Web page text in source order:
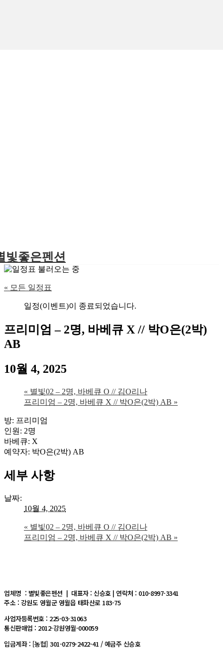
빛좋은펜션
« 모든 일정표
일정(이벤트)이 종료되었습니다.
프리미엄 – 2명, 바베큐 X // 박O은(2박)
AB
10월 4, 2025
« 별빛02 – 2명, 바베큐 O // 김O리나
프리미엄 – 2명, 바베큐 X // 박O은(2박) AB »
방: 프리미엄
인원: 2명
바베큐: X
예약자: 박O은(2박) AB
세부 사항
날짜:
10월 4, 2025
« 별빛02 – 2명, 바베큐 O // 김O리나
프리미엄 – 2명, 바베큐 X // 박O은(2박) AB »
업체명 : 별빛좋은펜션 | 대표자 : 신승호 | 연락처 : 010-8997-3341
주소 : 강원도 영월군 영월읍 태화산로 183-75
사업자등록번호 : 225-03-31063
통신판매업 : 2012-강원영월-000059
입금계좌 : [농협] 301-0279-2422-41 / 예금주 신승호